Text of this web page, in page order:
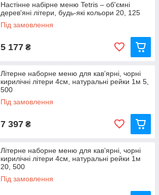
Настінне набірне меню Tetris – об'ємні
дерев'яні літери, будь-які кольори 20, 125
Під замовлення
5 177 ₴
Літерне наборне меню для кав’ярні, чорні
кирилічні літери 4см, натуральні рейки 1м 5,
500
Під замовлення
7 397 ₴
Літерне наборне меню для кав’ярні, чорні
кирилічні літери 4см, натуральні рейки 1м
20, 500
Під замовлення